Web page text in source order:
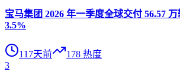
宝马集团 2026 年一季度全球交付 56.57
3.5%
117天前 178 热度
3